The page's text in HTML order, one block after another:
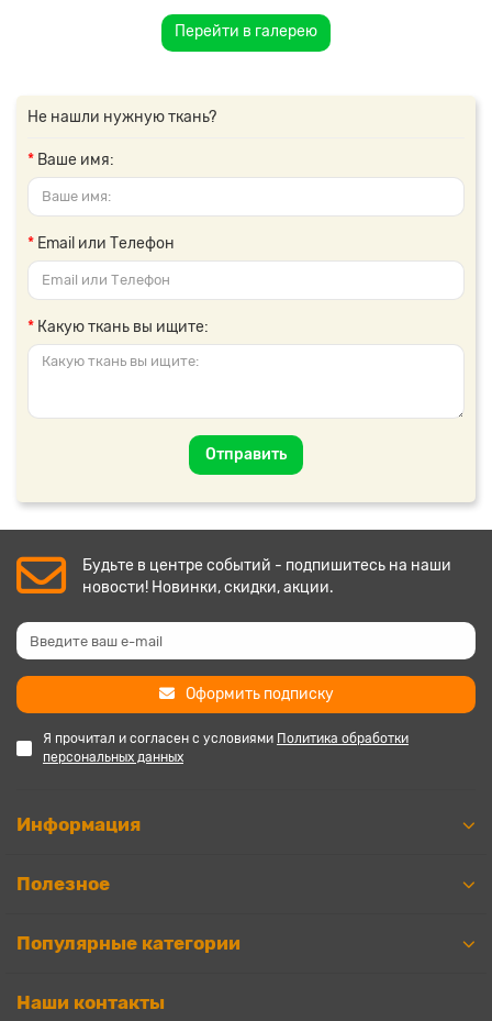
Перейти в галерею
Не нашли нужную ткань?
Ваше имя:
Email или Телефон
Какую ткань вы ищите:
Отправить
Будьте в центре событий - подпишитесь на наши
новости! Новинки, скидки, акции.
Оформить подписку
Я прочитал и согласен с условиями Политика обработки
персональных данных
Информация
Полезное
Популярные категории
Наши контакты